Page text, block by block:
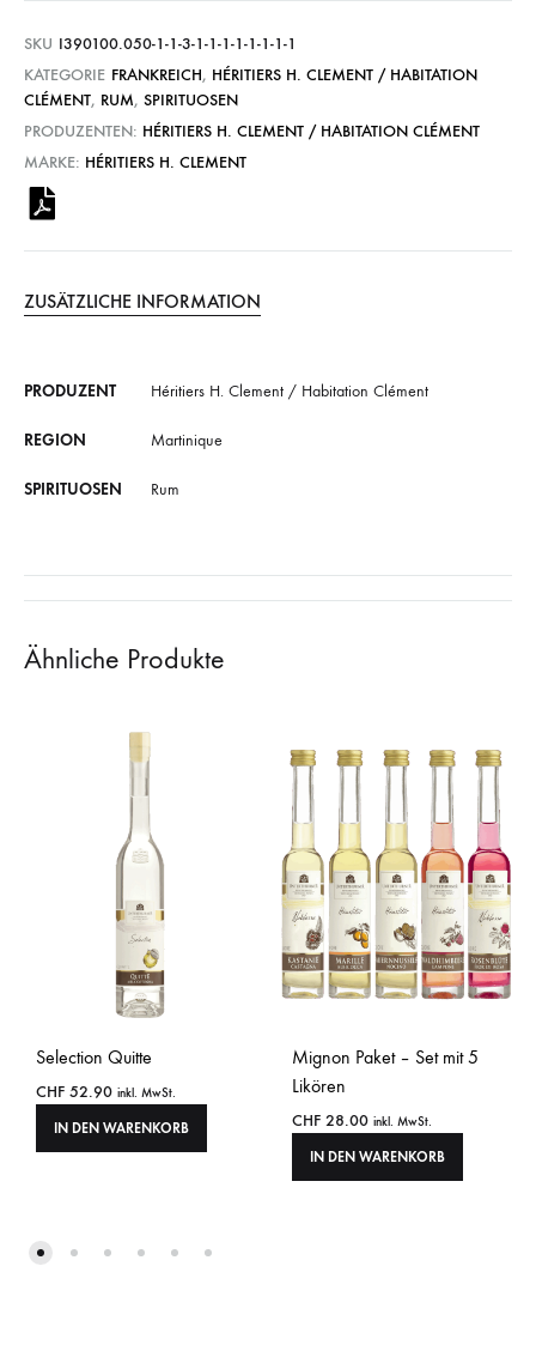
SKU I390100.050-1-1-3-1-1-1-1-1-1-1-1
KATEGORIE FRANKREICH, HÉRITIERS H. CLEMENT / HABITATION
CLÉMENT, RUM, SPIRITUOSEN
PRODUZENTEN: HÉRITIERS H. CLEMENT / HABITATION CLÉMENT
MARKE: HÉRITIERS H. CLEMENT
ZUSÄTZLICHE INFORMATION
PRODUZENT Héritiers H. Clement / Habitation Clément
REGION Martinique
SPIRITUOSEN Rum
Ähnliche Produkte
Selection Quitte
CHF 52.90 inkl. MwSt.
IN DEN WARENKORB
Mignon Paket – Set mit 5
Likören
CHF 28.00 inkl. MwSt.
IN DEN WARENKORB